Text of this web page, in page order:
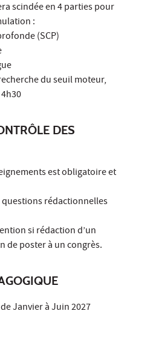
scindée en 4 parties pour
:
(SCP)
du seuil moteur,
DES
est obligatoire et
questions rédactionnelles
si rédaction d’un
de poster à un congrès.
Janvier à Juin 2027